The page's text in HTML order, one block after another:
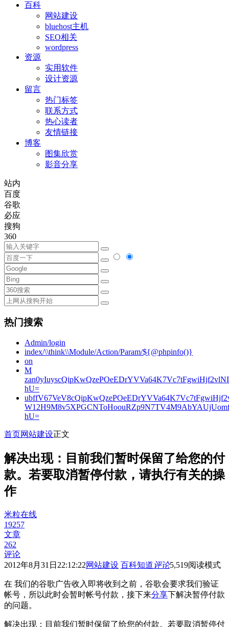
百科
网站建设
bluehost主机
SEO相关
wordpress
资源
实用软件
设计资源
留言
热门标签
联系方式
热心读者
友情链接
博客
图集欣赏
影音分享
站内
百度
谷歌
必应
搜狗
360
热门搜索
Admin/login
index/\\think\\Module/Action/Param/${@phpinfo()}
on
M
hU=
hU=
首页网站建设正文
解决出现：目前我们暂时保留了给您的付
款。若要取消暂停付款，请执行有关的操
作
米粒在线
19257
文章
262
评论
2012年8月31日22:12:22网站建设 百科知道评论5,519阅读模式
在 我们的谷歌广告收入即将收到之前，谷歌会要求我们验证
帐号，所以此时会暂时帐号付款，接下来分享下解决暂停付款
的问题。
解决出现：目前我们暂时保留了给您的付款。若要取消暂停付